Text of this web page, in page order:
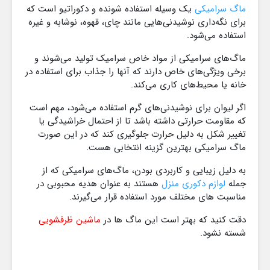
ماگ سرامیکی یک وسیله استفاده‌ شونده و دکوراتیو است که
برای نگه‌داری نوشیدنی‌هایی مانند چای، قهوه، نوشابه و غیره
استفاده می‌شود.
ماگ‌های سرامیکی از مواد خاص سرامیک تولید می‌شوند و
برخی ویژگی‌های خاص دارند که آنها را جذاب برای استفاده در
خانه یا محیط‌های کاری می‌کند.
اگر لیوان برای نوشیدنی‌های گرم استفاده می‌شود، مهم است
که مقاومت حرارتی داشته باشد تا از احتمال خراشیدگی یا
تغییر شکل به دلیل حرارت جلوگیری کند که در این صورت
ماگ سرامیکی بهترین گزینه انتخابی هست.
به دلیل زیبایی و کاربردی بودن، ماگ‌های سرامیکی که از
جمله لوازم دکوری منزل هستند به عنوان هدیه محبوبی در
مناسبت های مختلف مورد استفاده قرار می‌گیرند.
دقت کنید که بهتر است این ماگ ها در ماشین ظرفشویی
شسته نشود.